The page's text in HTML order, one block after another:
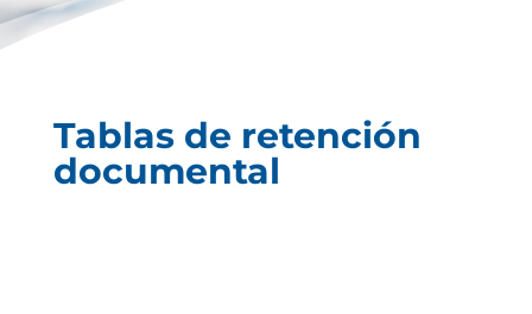
Tablas de retención
documental